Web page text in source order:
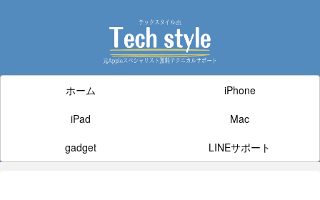
ホーム
iPhone
iPad
Mac
gadget
LINEサポート